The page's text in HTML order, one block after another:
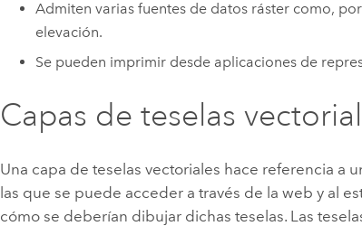
Admiten varias fuentes de datos ráster como,
elevación.
Se pueden imprimir desde aplicaciones de
Capas de teselas
Una capa de teselas vectoriales hace referencia a
las que se puede acceder a través de la web y al
cómo se deberían dibujar dichas teselas. Las